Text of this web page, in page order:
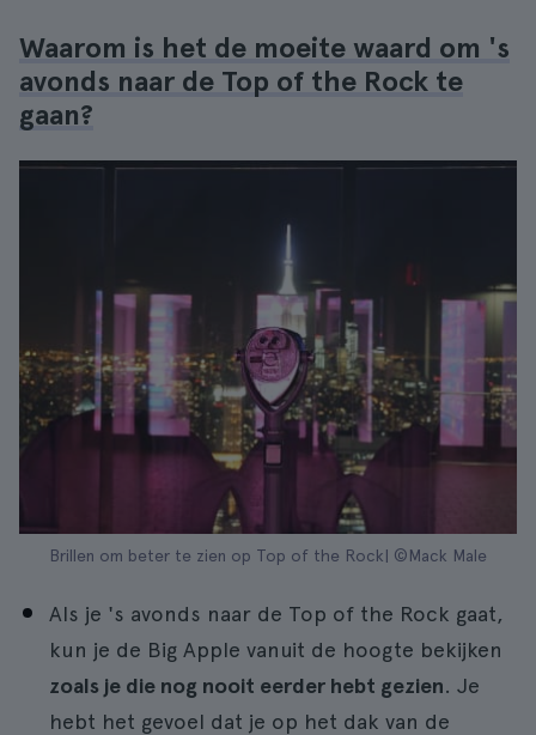
Waarom is het de moeite waard om 's
avonds naar de Top of the Rock te
gaan?
Brillen om beter te zien op Top of the Rock| ©Mack Male
Als je 's avonds naar de Top of the Rock gaat,
kun je de Big Apple vanuit de hoogte bekijken
zoals je die nog nooit eerder hebt gezien. Je
hebt het gevoel dat je op het dak van de